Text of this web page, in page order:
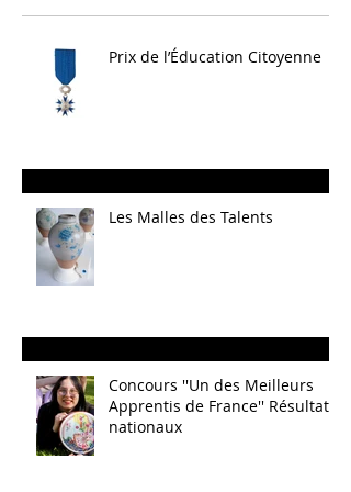
Prix de l’Éducation Citoyenne
Les Malles des Talents
Concours ''Un des Meilleurs
Apprentis de France'' Résultats
nationaux